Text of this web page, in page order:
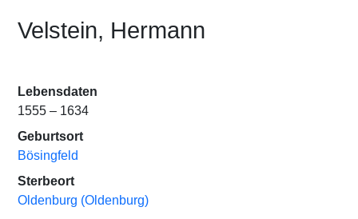
Velstein, Hermann
Lebensdaten
1555 – 1634
Geburtsort
Bösingfeld
Sterbeort
Oldenburg (Oldenburg)